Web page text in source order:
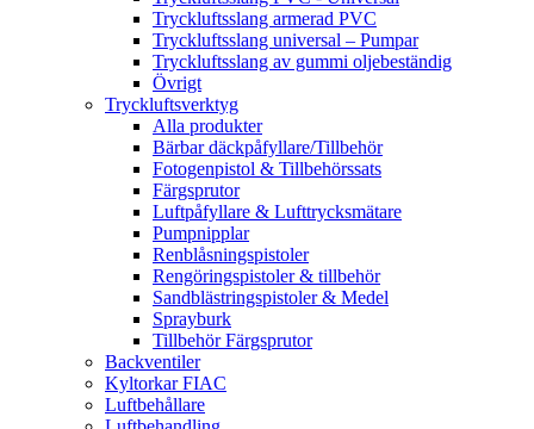
Tryckluftsslang armerad PVC
Tryckluftsslang universal – Pumpar
Tryckluftsslang av gummi oljebeständig
Övrigt
Tryckluftsverktyg
Alla produkter
Bärbar däckpåfyllare/Tillbehör
Fotogenpistol & Tillbehörssats
Färgsprutor
Luftpåfyllare & Lufttrycksmätare
Pumpnipplar
Renblåsningspistoler
Rengöringspistoler & tillbehör
Sandblästringspistoler & Medel
Sprayburk
Tillbehör Färgsprutor
Backventiler
Kyltorkar FIAC
Luftbehållare